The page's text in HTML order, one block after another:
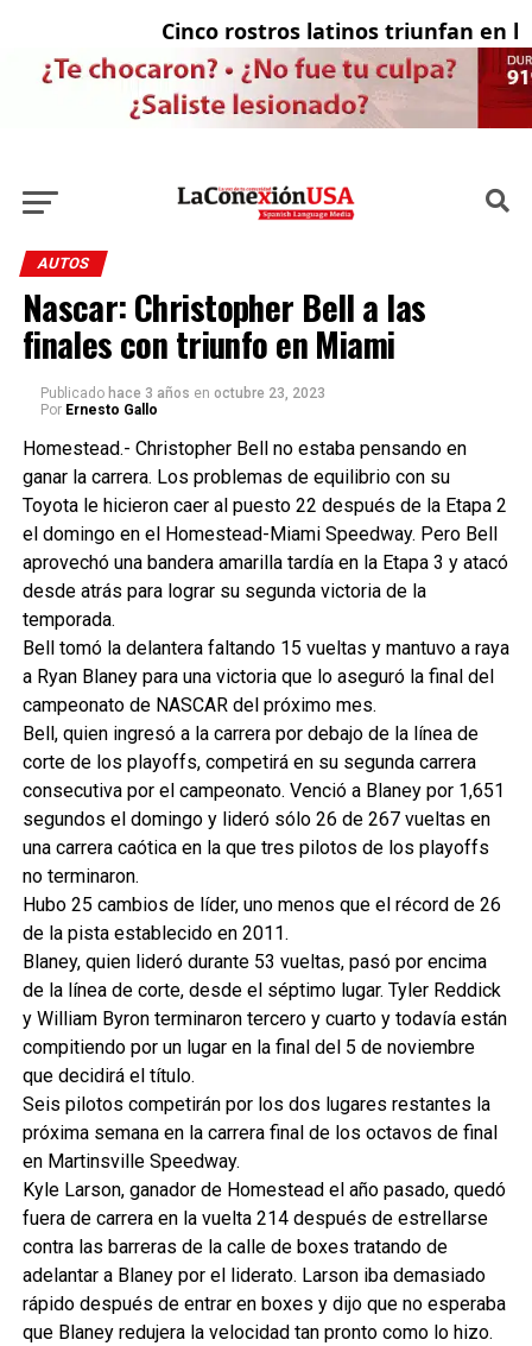
Cinco rostros latinos triunfan en la
AUTOS
Nascar: Christopher Bell a las
finales con triunfo en Miami
Publicado hace 3 años en octubre 23, 2023
Por Ernesto Gallo
Homestead.- Christopher Bell no estaba pensando en
ganar la carrera. Los problemas de equilibrio con su
Toyota le hicieron caer al puesto 22 después de la Etapa 2
el domingo en el Homestead-Miami Speedway. Pero Bell
aprovechó una bandera amarilla tardía en la Etapa 3 y atacó
desde atrás para lograr su segunda victoria de la
temporada.
Bell tomó la delantera faltando 15 vueltas y mantuvo a raya
a Ryan Blaney para una victoria que lo aseguró la final del
campeonato de NASCAR del próximo mes.
Bell, quien ingresó a la carrera por debajo de la línea de
corte de los playoffs, competirá en su segunda carrera
consecutiva por el campeonato. Venció a Blaney por 1,651
segundos el domingo y lideró sólo 26 de 267 vueltas en
una carrera caótica en la que tres pilotos de los playoffs
no terminaron.
Hubo 25 cambios de líder, uno menos que el récord de 26
de la pista establecido en 2011.
Blaney, quien lideró durante 53 vueltas, pasó por encima
de la línea de corte, desde el séptimo lugar. Tyler Reddick
y William Byron terminaron tercero y cuarto y todavía están
compitiendo por un lugar en la final del 5 de noviembre
que decidirá el título.
Seis pilotos competirán por los dos lugares restantes la
próxima semana en la carrera final de los octavos de final
en Martinsville Speedway.
Kyle Larson, ganador de Homestead el año pasado, quedó
fuera de carrera en la vuelta 214 después de estrellarse
contra las barreras de la calle de boxes tratando de
adelantar a Blaney por el liderato. Larson iba demasiado
rápido después de entrar en boxes y dijo que no esperaba
que Blaney redujera la velocidad tan pronto como lo hizo.